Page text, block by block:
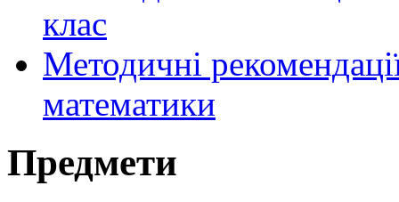
клас
Методичні
математики
Предмети